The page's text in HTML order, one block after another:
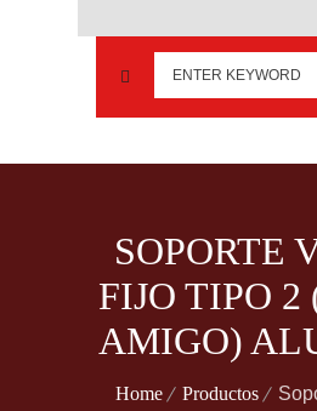
SOPORTE
FIJO TIPO 2
AMIGO)
Home Productos